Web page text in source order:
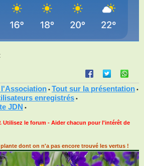
l'Association • Tout sur la présentation •
enregistrés •
JDN •
Utilisez le forum - Aider chacun pour l'intérêt de
dont on n'a pas encore trouvé les vertus !